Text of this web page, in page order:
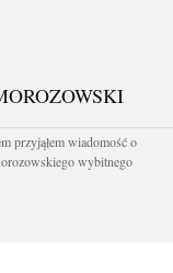
przyjąłem wiadomość o
wybitnego